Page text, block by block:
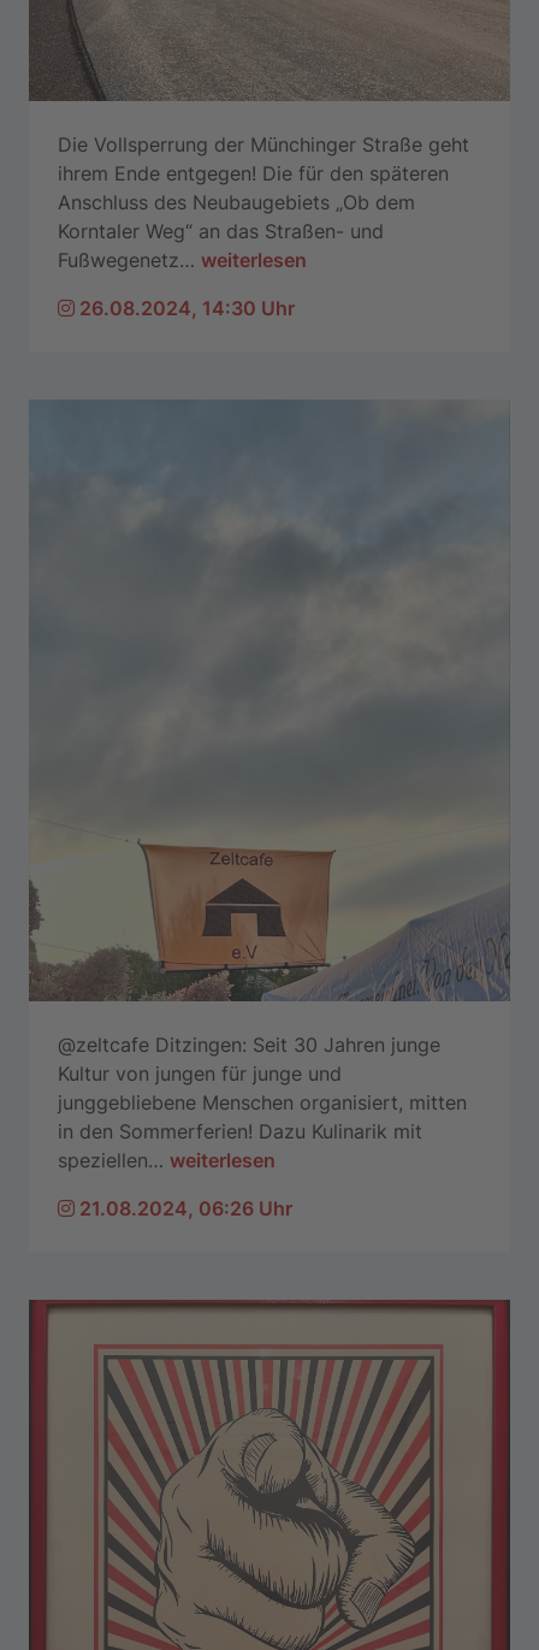
Die Vollsperrung der Münchinger Straße geht
ihrem Ende entgegen! Die für den späteren
Anschluss des Neubaugebiets „Ob dem
Korntaler Weg“ an das Straßen- und
Fußwegenetz… weiterlesen
26.08.2024, 14:30 Uhr
@zeltcafe Ditzingen: Seit 30 Jahren junge
Kultur von jungen für junge und
junggebliebene Menschen organisiert, mitten
in den Sommerferien! Dazu Kulinarik mit
speziellen… weiterlesen
21.08.2024, 06:26 Uhr